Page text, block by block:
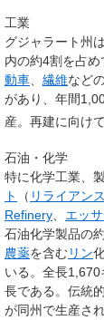
工業
グジャラート州
内の約4割を占め
動車、 繊維など
があり、年間
産。再建に向け
石油・化学
特に化学工業、
ト
（ リライアン
Refinery
エッ
石油化学製品の
農薬を含むリン
いる。全長
長である。伝統
が同州で生産され